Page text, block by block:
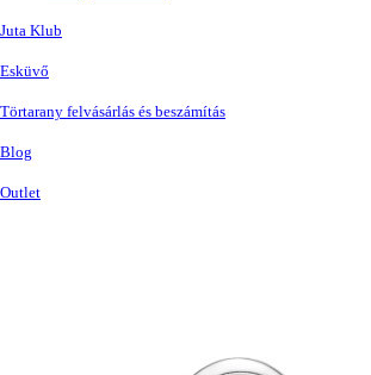
Juta Klub
Esküvő
Törtarany felvásárlás és beszámítás
Blog
Outlet